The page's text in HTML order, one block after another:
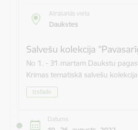
Atrašanās vieta
Daukstes
Salvešu kolekcija
No 1. - 31.martam Daukstu
Krimas tematiskā salvešu
Izstāde
Datums